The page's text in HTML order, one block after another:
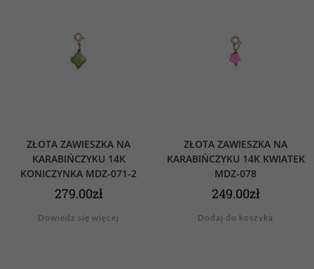
ZŁOTA ZAWIESZKA NA
KARABIŃCZYKU 14K
KONICZYNKA MDZ-071-2
279.00zł
Dowiedz się więcej
ZŁOTA ZAWIESZKA NA
KARABIŃCZYKU 14K KWIATEK
MDZ-078
249.00zł
Dodaj do koszyka